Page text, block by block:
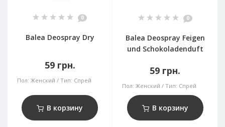
0
Balea Deospray Dry
59 грн.
Пол: Женский Тип: Спрей
В корзину
0
Balea Deospray Feigen
und Schokoladenduft
59 грн.
Пол: Женский Тип: Спрей
В корзину